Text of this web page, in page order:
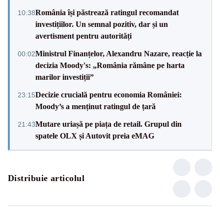
10:38România își păstrează ratingul recomandat
investițiilor. Un semnal pozitiv, dar și un
avertisment pentru autorități
00:02Ministrul Finanțelor, Alexandru Nazare, reacție la
decizia Moody's: „România rămâne pe harta
marilor investiții”
23:15Decizie crucială pentru economia României:
Moody’s a menținut ratingul de țară
21:43Mutare uriașă pe piața de retail. Grupul din
spatele OLX și Autovit preia eMAG
Distribuie articolul